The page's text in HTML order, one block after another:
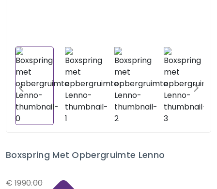
Boxspring Met Opbergruimte Lenno
€ 1990.00